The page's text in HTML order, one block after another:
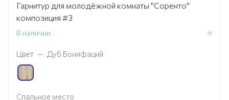
Гарнитур для молодёжной комнаты "Соренто"
композиция #3
В наличии
Цвет — Дуб Бонифаций
Спальное место